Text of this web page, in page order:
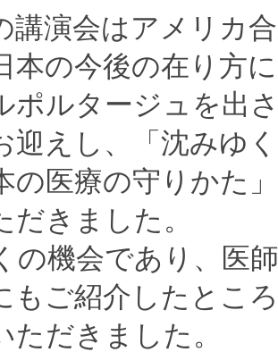
講演会はアメリカ
本の今後の在り方
ポルタージュを出
迎えし、「沈みゆ
の医療の守りかた
だきました。
の機会であり、医
もご紹介したとこ
ただきました。